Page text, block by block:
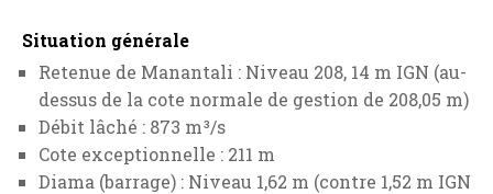
Situation générale
Retenue de Manantali : Niveau 208, 14 m IGN (au-
dessus de la cote normale de gestion de 208,05 m)
Débit lâché : 873 m³/s
Cote exceptionnelle : 211 m
Diama (barrage) : Niveau 1,62 m (contre 1,52 m IGN